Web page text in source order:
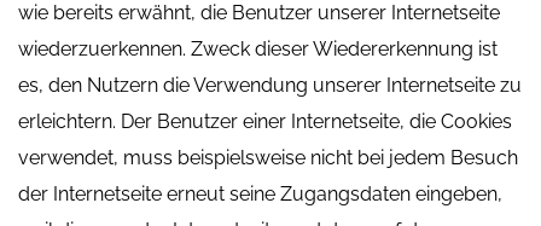
wie bereits erwähnt, die Benutzer unserer Internetseite
wiederzuerkennen. Zweck dieser Wiedererkennung ist
es, den Nutzern die Verwendung unserer Internetseite zu
erleichtern. Der Benutzer einer Internetseite, die Cookies
verwendet, muss beispielsweise nicht bei jedem Besuch
der Internetseite erneut seine Zugangsdaten eingeben,